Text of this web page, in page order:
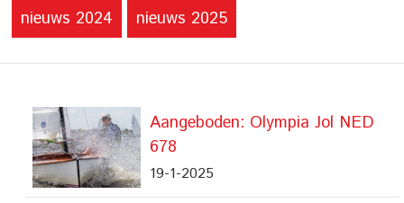
nieuws 2024 nieuws 2025
Aangeboden: Olympia Jol NED
678
19-1-2025